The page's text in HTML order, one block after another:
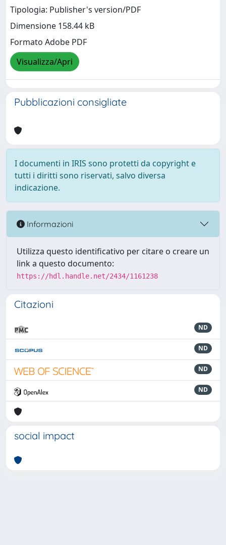
Tipologia: Publisher's version/PDF
Dimensione 158.44 kB
Formato Adobe PDF
Visualizza/Apri
Pubblicazioni consigliate
I documenti in IRIS sono protetti da copyright e
tutti i diritti sono riservati, salvo diversa
indicazione.
Informazioni
Utilizza questo identificativo per citare o creare un
link a questo documento:
https://hdl.handle.net/2434/1161238
Citazioni
ND
ND
ND
ND
social impact